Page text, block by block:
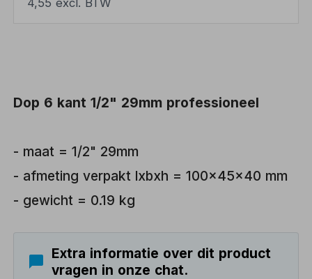
Dop 6 kant 1/2" 29mm professioneel
- maat = 1/2" 29mm
- afmeting verpakt lxbxh = 100x45x40 mm
- gewicht = 0.19 kg
Extra informatie over dit product
vragen in onze chat.